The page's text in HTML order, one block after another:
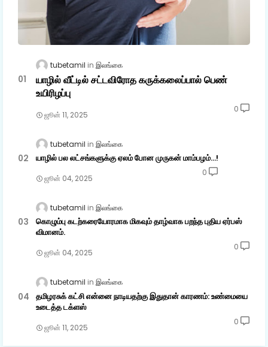
tubetamil இலங்கை
யாழில் வீட்டில் சட்டவிரோத கருக்கலைப்பால் பெண்
உயிரிழப்பு
ஜூன் 11, 2025
0
tubetamil இலங்கை
யாழில் பல லட்சங்களுக்கு ஏலம் போன முருகன் மாம்பழம்...!
ஜூன் 04, 2025
0
tubetamil இலங்கை
கொழும்பு கடற்கரையோரமாக மிகவும் தாழ்வாக பறந்த புதிய ஏர்பஸ்
விமானம்.
ஜூன் 04, 2025
0
tubetamil இலங்கை
தமிழரசுக் கட்சி என்னை நாடியதற்கு இதுதான் காரணம்: உண்மையை
உடைத்த டக்ளஸ்
ஜூன் 11, 2025
0